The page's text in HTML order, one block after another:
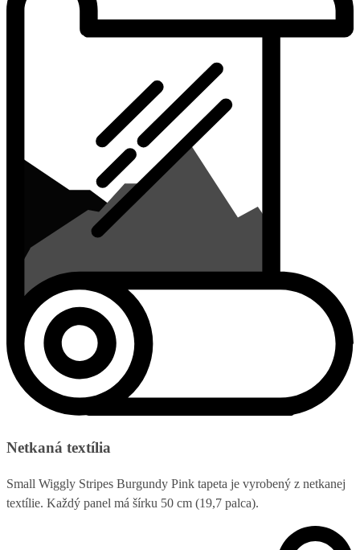
Netkaná textília
Small Wiggly Stripes Burgundy Pink tapeta je vyrobený z netkanej
textílie. Každý panel má šírku 50 cm (19,7 palca).